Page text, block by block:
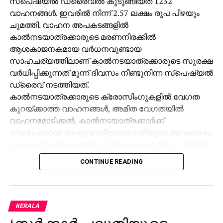
വാഹനങ്ങള്‍. ഇവരില്‍ നിന്ന് 2.57 ലക്ഷം രൂപ പിഴയും
ചുമത്തി. വാഹന അപകടങ്ങളില്‍
കാല്‍നടയാത്രക്കാരുടെ മരണനിരക്കില്‍
ആശകാജനകമായ വര്‍ധനവുണ്ടായ
സാഹചര്യത്തിലാണ് കാല്‍നടയാത്രക്കാരുടെ സുരക്ഷ
വര്‍ധിപ്പിക്കുന്നത് മൂന്ന് ദിവസം നീണ്ടുനിന്ന സ്‌പെഷ്യല്‍
ഡ്രൈവ് നടത്തിയത്.
കാല്‍നടയാത്രക്കാരുടെ ക്രോസിംഗുകളില്‍ വേഗത
കുറയ്ക്കാത്ത വാഹനങ്ങള്‍, അമിത വേഗതയില്‍
വാഹനമോടിക്കല്‍, കാല്‍നടയാത്രക്കാര്‍ക്ക്
വാഹനങ്ങള്‍ക്കാണ് പിഴ ചുമത്തിയത്. ആന്റ് റോഡ്
സേഫ്റ്റി മാനേജ്‌മെന്റിന്റെ നേതൃത്വത്തിലാണ്
32,116 വാഹനങ്ങള്‍ പരിശോധിച്ചതില്‍ 182 കേസുകള്‍
കോടതിയിലേക്ക് വിട്ടു.
CONTINUE READING
KERALA